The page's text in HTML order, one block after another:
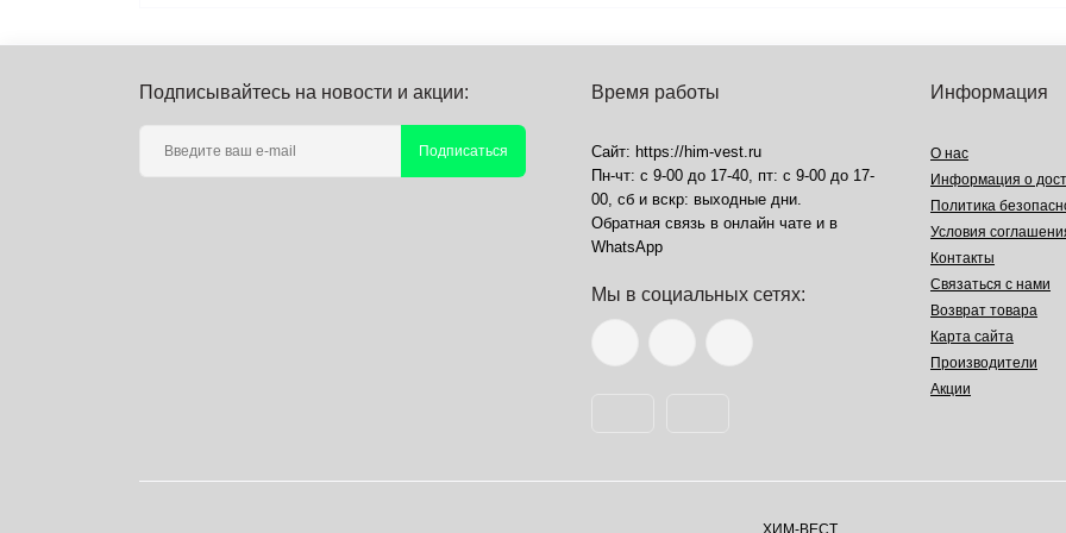
Подписывайтесь на новости и акции:
Подписаться
Время работы
Сайт: https://him-vest.ru
Пн-чт: с 9-00 до 17-40, пт: с 9-00 до 17-
00, сб и вскр: выходные дни.
Обратная связь в онлайн чате и в
WhatsApp
Мы в социальных сетях:
Информация
О нас
Информация о
Политика
Условия
Контакты
Связаться с нами
Возврат товара
Карта сайта
Производители
Акции
ХИМ-ВЕСТ